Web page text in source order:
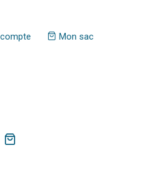
Mon sac